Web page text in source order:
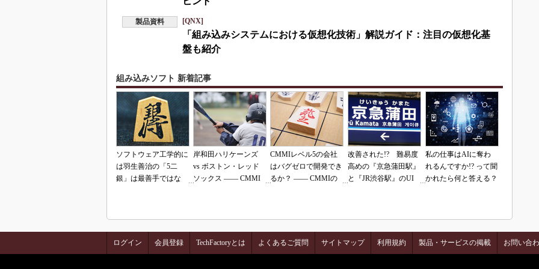
製品資料 [QNX]
「組み込みシステムにおける仮想化技術」解説ガイド：注目の仮想化基
盤も紹介
組み込みソフト 新着記事
ソフトウェア工学的に
は羽生善治の「5二
銀」は最善手ではな
岸和田ハリケーンズ
vs ボストン・レッド
ソックス ―― CMMI
CMMIレベル5の会社
はバグゼロで開発でき
るか？ ―― CMMIの
改善された!? 難易度
高めの『京急蒲田駅』
と『JR渋谷駅』のUI
私の仕事はAIに奪わ
れるんですか!? って聞
かれたら何と答える？
ログイン 会員登録 TechFactoryとは よくあるご質問 サイトマップ 利用規約 製品・サービスの掲載 お問い合